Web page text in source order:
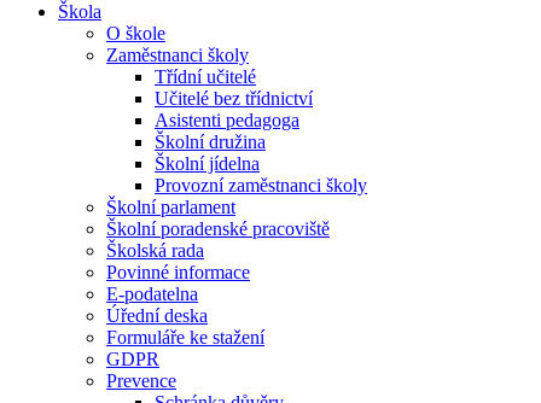
Škola
O škole
Zaměstnanci školy
Třídní učitelé
Učitelé bez třídnictví
Asistenti pedagoga
Školní družina
Školní jídelna
Provozní zaměstnanci školy
Školní parlament
Školní poradenské pracoviště
Školská rada
Povinné informace
E-podatelna
Úřední deska
Formuláře ke stažení
GDPR
Prevence